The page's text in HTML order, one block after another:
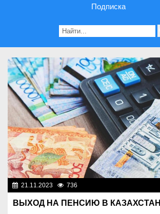
Подписка
21.11.2023 736
ВЫХОД НА ПЕНСИЮ В